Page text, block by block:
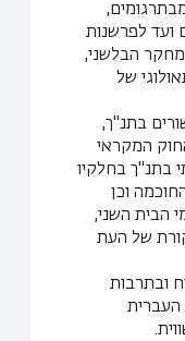
ועד לפרשנות
הבלשני,
של
בתנ"ך,
המקראי
בתנ"ך בחלקיו
וכן
הבית השני,
של העת
ובתרבות
העברית